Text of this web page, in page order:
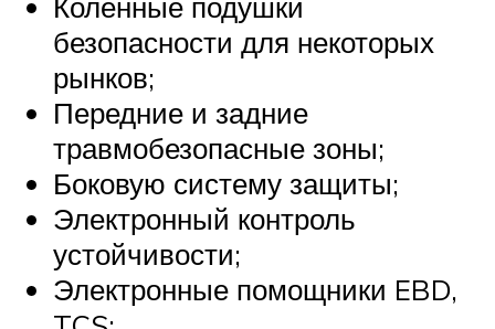
безопасности для некоторых
рынков;
Передние и задние
травмобезопасные зоны;
Боковую систему защиты;
Электронный контроль
устойчивости;
Электронные помощники EBD,